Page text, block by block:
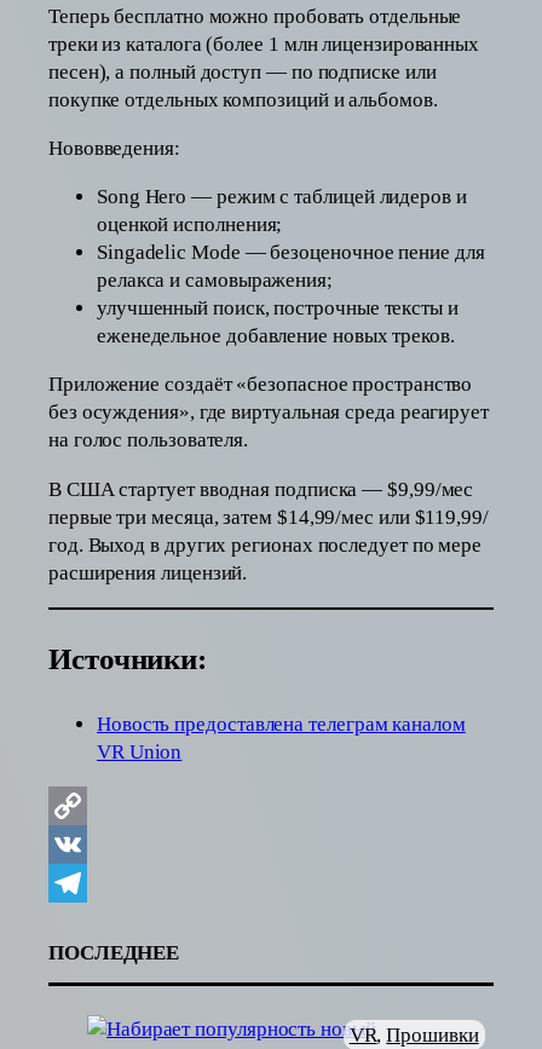
Теперь бесплатно можно пробовать отдельные
треки из каталога (более 1 млн лицензированных
песен), а полный доступ — по подписке или
покупке отдельных композиций и альбомов.
Нововведения:
Song Hero — режим с таблицей лидеров и
оценкой исполнения;
Singadelic Mode — безоценочное пение для
релакса и самовыражения;
улучшенный поиск, построчные тексты и
еженедельное добавление новых треков.
Приложение создаёт «безопасное пространство
без осуждения», где виртуальная среда реагирует
на голос пользователя.
В США стартует вводная подписка — $9,99/мес
первые три месяца, затем $14,99/мес или $119,99/
год. Выход в других регионах последует по мере
расширения лицензий.
Источники:
Новость предоставлена телеграм каналом
VR Union
Copy
Link
VK
ПОСЛЕДНЕЕ
VR, Прошивки